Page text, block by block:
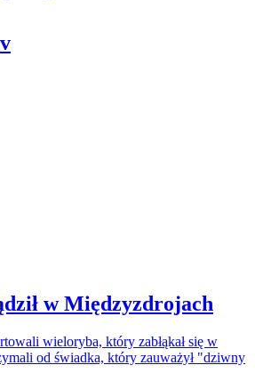
w Międzyzdrojach
wieloryba, który zabłąkał się w
od świadka, który zauważył "dziwny